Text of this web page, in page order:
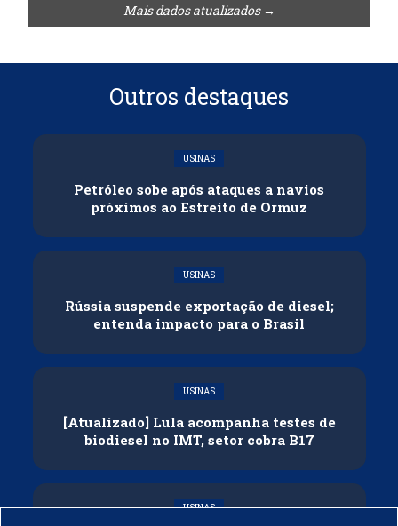
Mais dados atualizados →
Outros destaques
USINAS
Petróleo sobe após ataques a navios
próximos ao Estreito de Ormuz
USINAS
Rússia suspende exportação de diesel;
entenda impacto para o Brasil
USINAS
[Atualizado] Lula acompanha testes de
biodiesel no IMT, setor cobra B17
USINAS